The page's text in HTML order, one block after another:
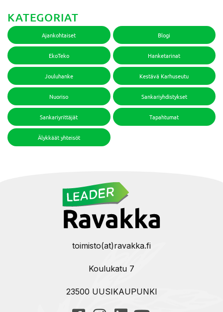
KATEGORIAT
Ajankohtaiset Blogi
EkoTeko Hanketarinat
Jouluhanke Kestävä Karhuseutu
Nuoriso Sankariyhdistykset
Sankariyrittäjät Tapahtumat
Älykkäät yhteisöt
toimisto(at)ravakka.fi
Koulukatu 7
23500 UUSIKAUPUNKI